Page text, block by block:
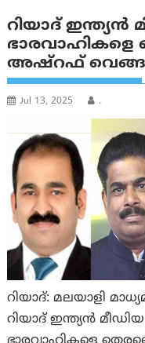
റിയാദ്
അഷ്‌റഫ്‌
Jul 13, 2025 .
റിയാദ്: മലയാളി
റിയാദ് ഇന്ത്യന്‍